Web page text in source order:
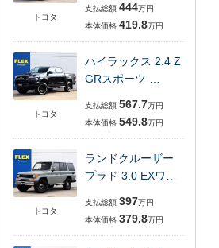
トヨタ
支払総額 444万円
本体価格 419.8万円
トヨタ
ハイラックス 2.4 Z
GRスポーツ …
支払総額 567.7万円
本体価格 549.8万円
トヨタ
ランドクルーザー
プラド 3.0 EXワ…
支払総額 397万円
本体価格 379.8万円